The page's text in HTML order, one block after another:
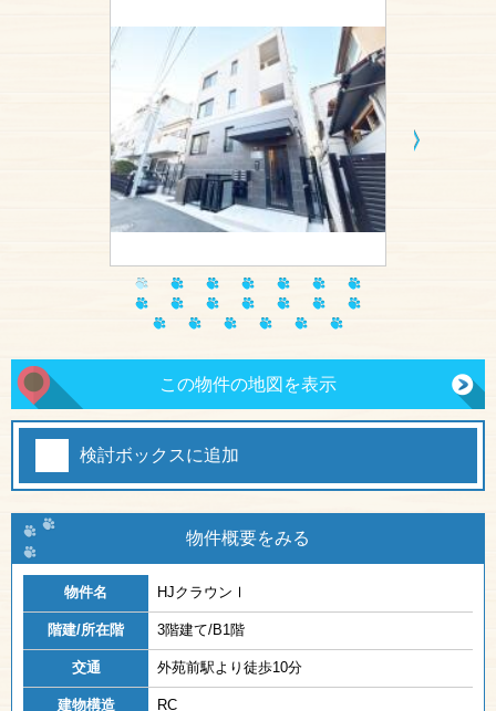
この物件の地図を表示
検討ボックスに追加
物件概要をみる
物件名 HJクラウンⅠ
階建/所在階 3階建て/B1階
交通 外苑前駅より徒歩10分
建物構造 RC